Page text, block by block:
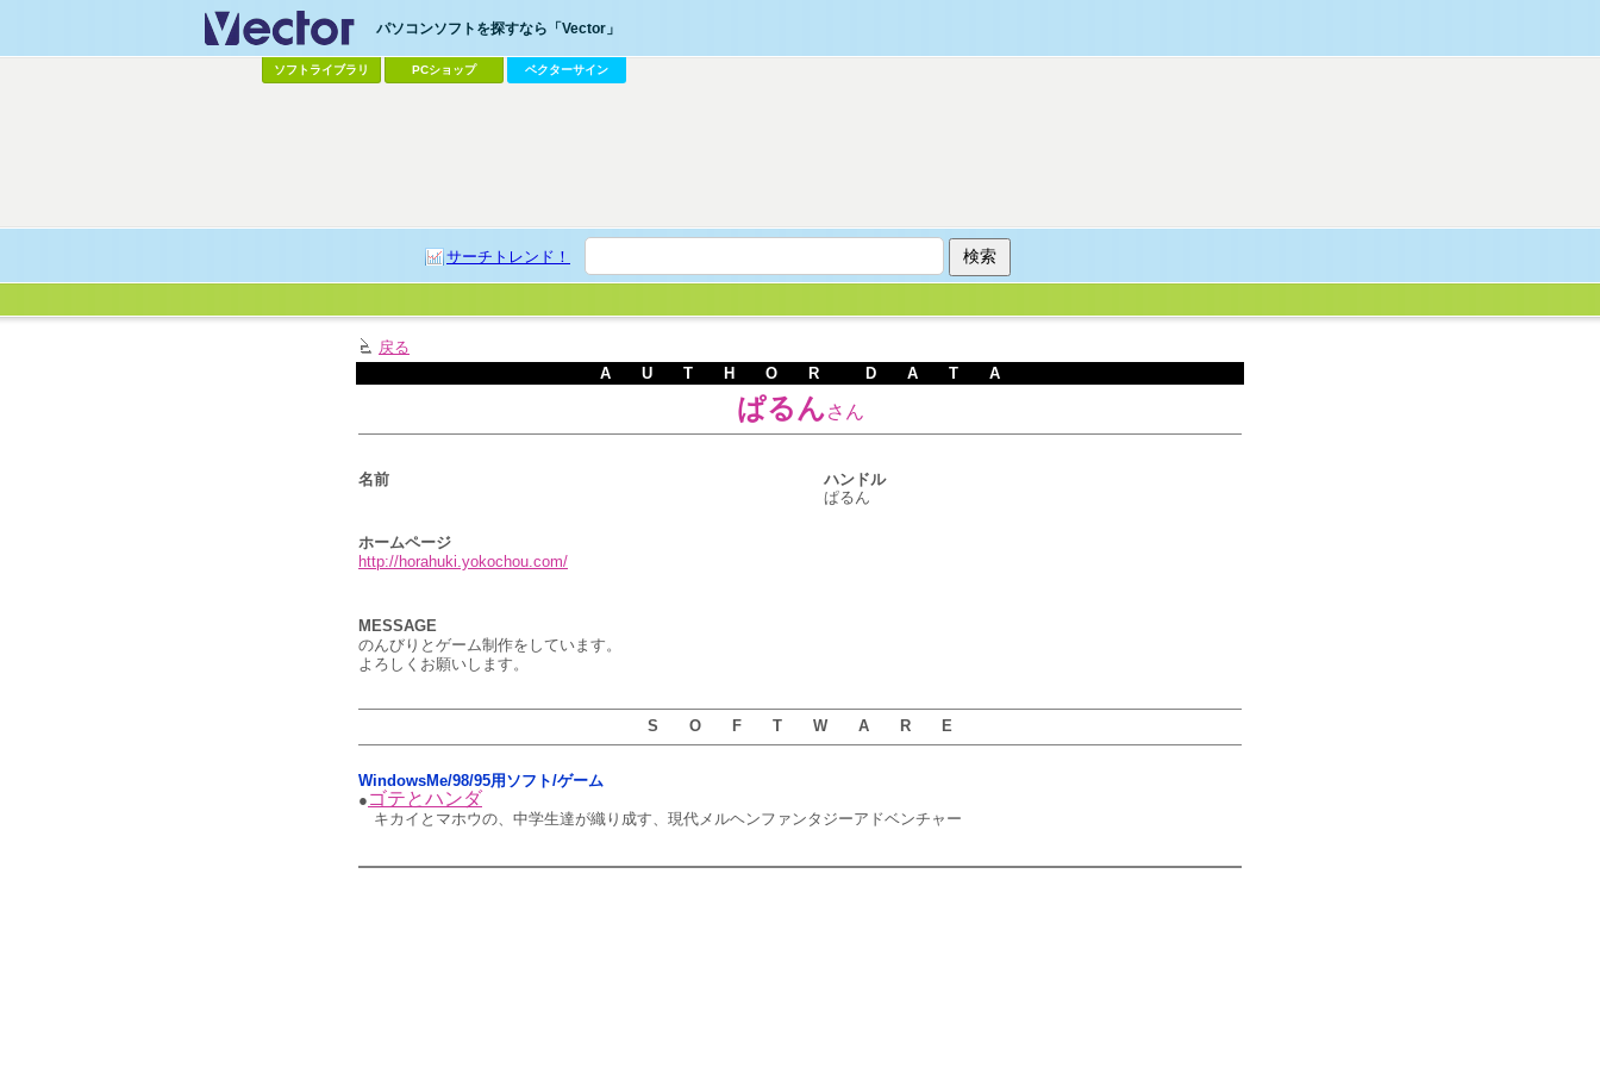
パソコンソフトを探すなら「Vector」
ソフトライブラリ PCショップ ベクターサイン
サーチトレンド！
戻る
A U T H O R D A T A
ぱるんさん
名前
ハンドル
ぱるん
ホームページ
http://horahuki.yokochou.com/
MESSAGE
のんびりとゲーム制作をしています。
よろしくお願いします。
S O F T W A R E
WindowsMe/98/95用ソフト/ゲーム
● ゴテとハンダ
キカイとマホウの、中学生達が織り成す、現代メルヘンファンタジーアドベンチャー